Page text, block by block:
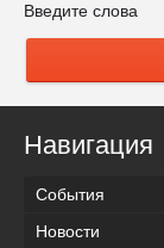
Введите слова
Навигация
События
Новости